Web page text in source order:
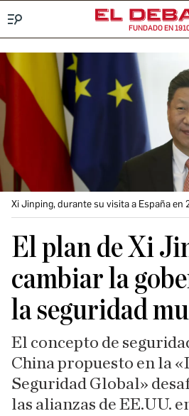
FUNDADO EN
Xi Jinping, durante su visita a España en
El plan de Xi
cambiar la
la seguridad
El concepto de
China propuesto en la
Seguridad Global»
las alianzas de EE.UU.